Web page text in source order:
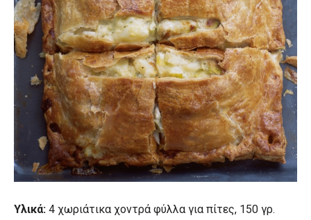
Υλικά: 4 χωριάτικα χοντρά φύλλα για πίτες, 150 γρ.